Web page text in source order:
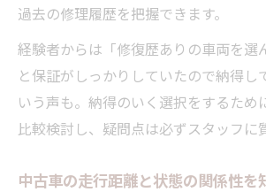
過去の修理履歴を把握できます。
経験者からは「修復歴ありの車両を選
と保証がしっかりしていたので納得し
いう声も。納得のいく選択をするため
比較検討し、疑問点は必ずスタッフに
中古車の走行距離と状態の関係性を